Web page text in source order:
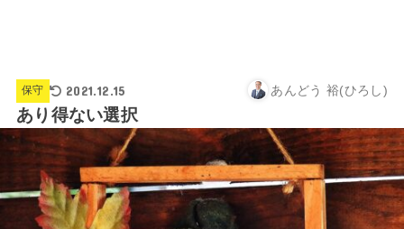
保守 2021.12.15 あんどう 裕(ひろし)
あり得ない選択